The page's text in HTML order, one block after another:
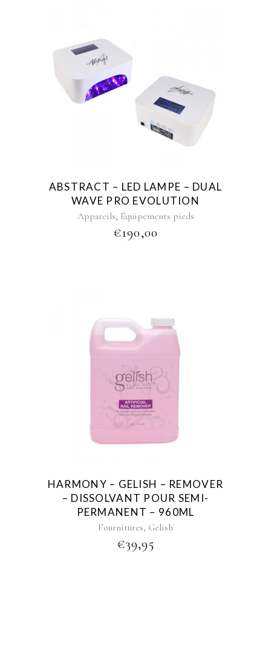
ABSTRACT – LED LAMPE – DUAL
WAVE PRO EVOLUTION
Appareils, Équipements pieds
€190,00
HARMONY – GELISH – REMOVER
– DISSOLVANT POUR SEMI-
PERMANENT – 960ML
Fournitures, Gelish
€39,95